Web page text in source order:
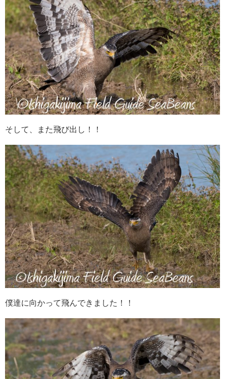
そして、また飛び出し！！
僕達に向かって飛んできました！！